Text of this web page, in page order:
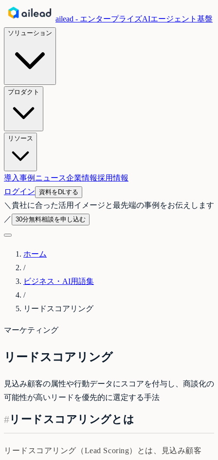
ailead - エンタープライズAIエージェント基盤
ソリューション
プロダクト
リソース
導入事例 ニュース企業情報採用情報
ログイン
資料をDLする
＼ 貴社に合った活用イメージと最先端の事例をお伝えします
／
30分無料相談を申し込む
ホーム
/
ビジネス・AI用語集
/
リードスコアリング
マーケティング
リードスコアリング
見込み顧客の属性や行動データにスコアを付与し、商談化の
可能性が高いリードを優先的に選定する手法
# リードスコアリングとは
リードスコアリング（Lead Scoring）とは、見込み顧客